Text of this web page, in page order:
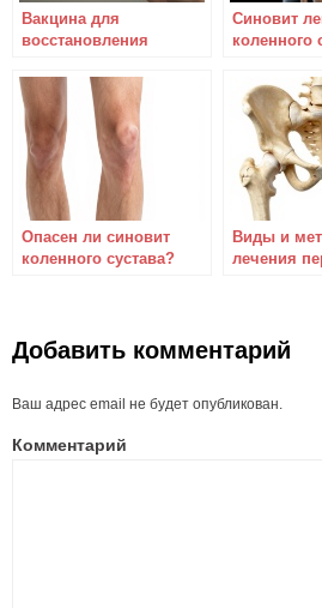
Вакцина для
восстановления
Синовит
коленного
Опасен ли синовит
коленного сустава?
Виды и
лечения
Добавить комментарий
Ваш адрес email не будет опубликован.
Комментарий